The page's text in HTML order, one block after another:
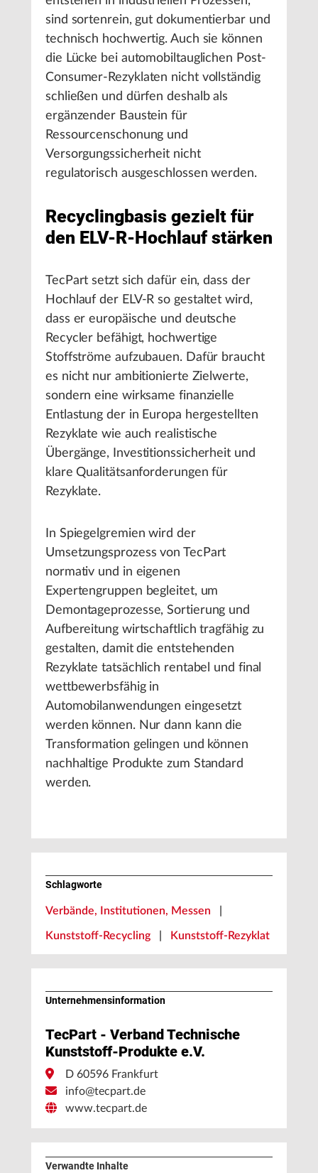
sind sortenrein, gut dokumentierbar und
technisch hochwertig. Auch sie können
die Lücke bei automobiltauglichen Post-
Consumer-Rezyklaten nicht vollständig
schließen und dürfen deshalb als
ergänzender Baustein für
Ressourcenschonung und
Versorgungssicherheit nicht
regulatorisch ausgeschlossen werden.
Recyclingbasis gezielt für
den ELV-R-Hochlauf stärken
TecPart setzt sich dafür ein, dass der
Hochlauf der ELV-R so gestaltet wird,
dass er europäische und deutsche
Recycler befähigt, hochwertige
Stoffströme aufzubauen. Dafür braucht
es nicht nur ambitionierte Zielwerte,
sondern eine wirksame finanzielle
Entlastung der in Europa hergestellten
Rezyklate wie auch realistische
Übergänge, Investitionssicherheit und
klare Qualitätsanforderungen für
Rezyklate.
In Spiegelgremien wird der
Umsetzungsprozess von TecPart
normativ und in eigenen
Expertengruppen begleitet, um
Demontageprozesse, Sortierung und
Aufbereitung wirtschaftlich tragfähig zu
gestalten, damit die entstehenden
Rezyklate tatsächlich rentabel und final
wettbewerbsfähig in
Automobilanwendungen eingesetzt
werden können. Nur dann kann die
Transformation gelingen und können
nachhaltige Produkte zum Standard
werden.
Schlagworte
Verbände, Institutionen, Messen
Kunststoff-Recycling Kunststoff-Rezyklat
Unternehmens­information
TecPart - Verband Technische
Kunststoff-Produkte e.V.
D 60596 Frankfurt
info@tecpart.de
www.tecpart.de
Verwandte Inhalte